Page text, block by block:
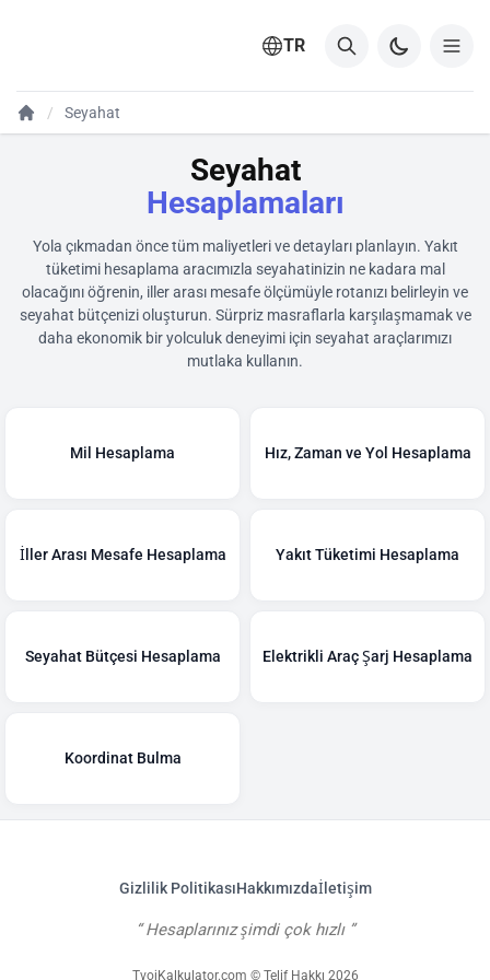
TR
Seyahat
Seyahat
Hesaplamaları
Yola çıkmadan önce tüm maliyetleri ve detayları planlayın. Yakıt
tüketimi hesaplama aracımızla seyahatinizin ne kadara mal
olacağını öğrenin, iller arası mesafe ölçümüyle rotanızı belirleyin ve
seyahat bütçenizi oluşturun. Sürpriz masraflarla karşılaşmamak ve
daha ekonomik bir yolculuk deneyimi için seyahat araçlarımızı
mutlaka kullanın.
Mil Hesaplama Hız, Zaman ve Yol Hesaplama
İller Arası Mesafe Hesaplama Yakıt Tüketimi Hesaplama
Seyahat Bütçesi Hesaplama Elektrikli Araç Şarj Hesaplama
Koordinat Bulma
Gizlilik PolitikasıHakkımızdaİletişim
Hesaplarınız şimdi çok hızlı
TvojKalkulator.com © Telif Hakkı 2026